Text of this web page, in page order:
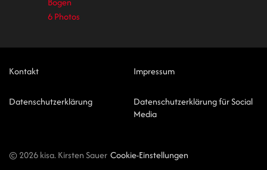
6 Photos
Kontakt Impressum
Datenschutzerklärung
Datenschutzerklärung für Social
Media
© 2026 kisa. Kirsten Sauer Cookie-Einstellungen